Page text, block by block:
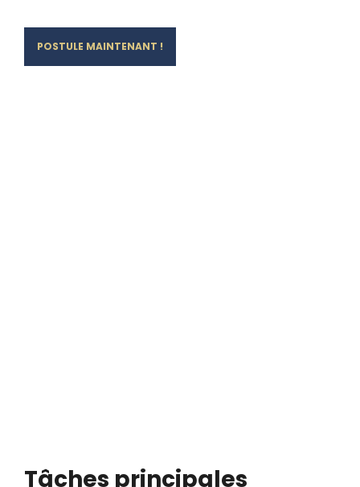
POSTULE MAINTENANT !
Tâches principales